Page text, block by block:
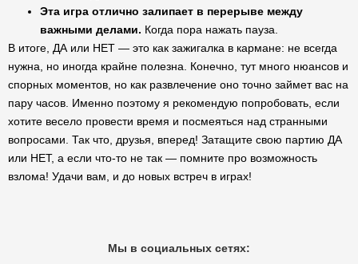
Эта игра отлично залипает в перерыве между
важными делами. Когда пора нажать пауза.
В итоге, ДА или НЕТ — это как зажигалка в кармане: не всегда
нужна, но иногда крайне полезна. Конечно, тут много нюансов и
спорных моментов, но как развлечение оно точно займет вас на
пару часов. Именно поэтому я рекомендую попробовать, если
хотите весело провести время и посмеяться над странными
вопросами. Так что, друзья, вперед! Затащите свою партию ДА
или НЕТ, а если что-то не так — помните про возможность
взлома! Удачи вам, и до новых встреч в играх!
Мы в социальных сетях: